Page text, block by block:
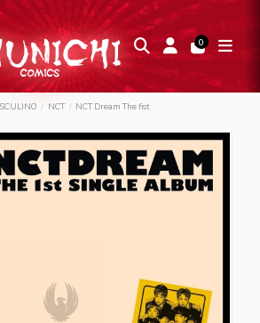
0
NCT NCT Dream The fist